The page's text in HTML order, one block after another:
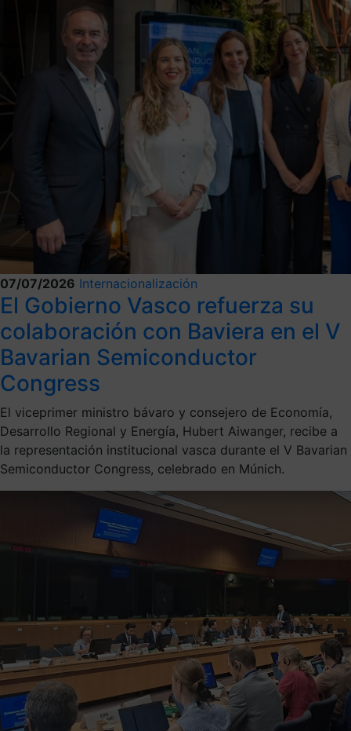
07/07/2026 Internacionalización
El Gobierno Vasco refuerza su
colaboración con Baviera en el V
Bavarian Semiconductor
Congress
El viceprimer ministro bávaro y consejero de Economía,
Desarrollo Regional y Energía, Hubert Aiwanger, recibe a
la representación institucional vasca durante el V Bavarian
Semiconductor Congress, celebrado en Múnich.